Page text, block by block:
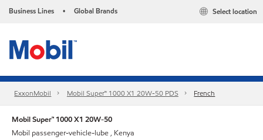
Business Lines • Global Brands Select location
ExxonMobil Mobil Super™ 1000 X1 20W-50 PDS French
Mobil Super™ 1000 X1 20W-50
Mobil passenger-vehicle-lube , Kenya